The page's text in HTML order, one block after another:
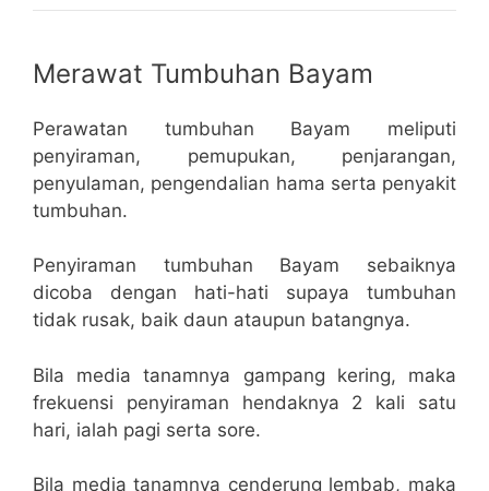
Merawat Tumbuhan Bayam
Perawatan tumbuhan Bayam meliputi
penyiraman, pemupukan, penjarangan,
penyulaman, pengendalian hama serta penyakit
tumbuhan.
Penyiraman tumbuhan Bayam sebaiknya
dicoba dengan hati-hati supaya tumbuhan
tidak rusak, baik daun ataupun batangnya.
Bila media tanamnya gampang kering, maka
frekuensi penyiraman hendaknya 2 kali satu
hari, ialah pagi serta sore.
Bila media tanamnya cenderung lembab, maka